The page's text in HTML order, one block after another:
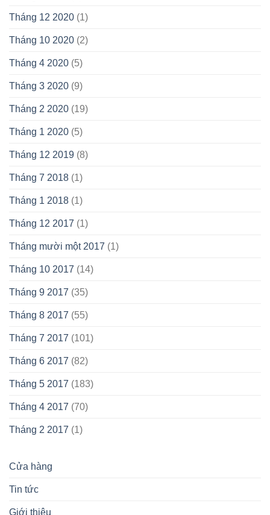
Tháng 12 2020 (1)
Tháng 10 2020 (2)
Tháng 4 2020 (5)
Tháng 3 2020 (9)
Tháng 2 2020 (19)
Tháng 1 2020 (5)
Tháng 12 2019 (8)
Tháng 7 2018 (1)
Tháng 1 2018 (1)
Tháng 12 2017 (1)
Tháng mười một 2017 (1)
Tháng 10 2017 (14)
Tháng 9 2017 (35)
Tháng 8 2017 (55)
Tháng 7 2017 (101)
Tháng 6 2017 (82)
Tháng 5 2017 (183)
Tháng 4 2017 (70)
Tháng 2 2017 (1)
Cửa hàng
Tin tức
Giới thiệu